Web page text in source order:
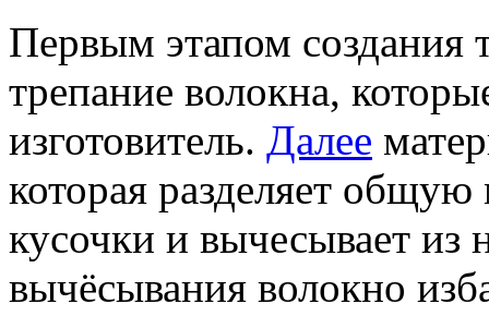
Первым этапом создания
трепание волокна,
изготовитель. Далее
которая разделяет
кусочки и вычесывает из
вычёсывания волокно